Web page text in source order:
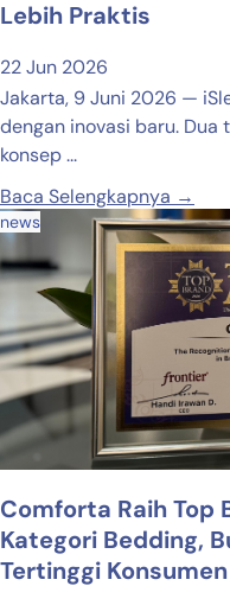
Lebih Praktis
22 Jun 2026
Jakarta, 9 Juni 2026 —
dengan inovasi baru. Dua
konsep ...
Baca Selengkapnya →
news
Comforta Raih Top
Kategori Bedding,
Tertinggi